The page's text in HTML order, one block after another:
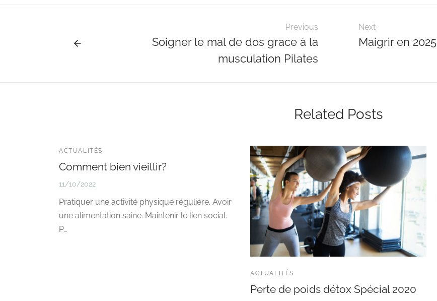
Previous
Soigner le mal de dos grace à la
musculation Pilates
Next
Maigrir en 2025
Related Posts
ACTUALITÉS
Comment bien vieillir?
11/10/2022
Pratiquer une activité physique régulière. Avoir
une alimentation saine. Maintenir le lien social.
P…
ACTUALITÉS
Perte de poids détox Spécial 2020